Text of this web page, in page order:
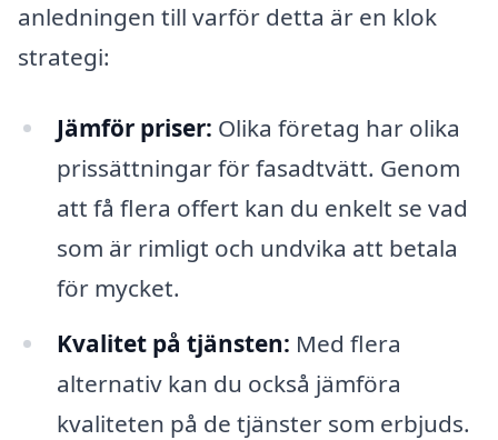
anledningen till varför detta är en klok
strategi:
Jämför priser: Olika företag har olika
prissättningar för fasadtvätt. Genom
att få flera offert kan du enkelt se vad
som är rimligt och undvika att betala
för mycket.
Kvalitet på tjänsten: Med flera
alternativ kan du också jämföra
kvaliteten på de tjänster som erbjuds.